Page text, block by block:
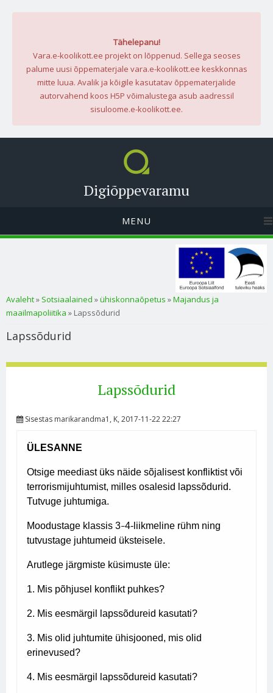
Tähelepanu!
Vara.e-koolikott.ee projekt on lõppenud. Sellega seoses
palume uusi õppematerjale vara.e-koolikott.ee keskkonnas
mitte luua. Avalik ja kõigile kasutatav õppematerjalide
autorvahend koos H5P võimalustega asub aadressil
sisuloome.e-koolikott.ee.
Digiõppevaramu
MENU
Sa oled siin
Avaleht» Sotsiaalained »ühiskonnaõpetus »Majandus ja
maailmapoliitika » Lapssõdurid
Lapssõdurid
Lapssõdurid
Sisestas marikarandma1 , K, 2017-11-22 22:27